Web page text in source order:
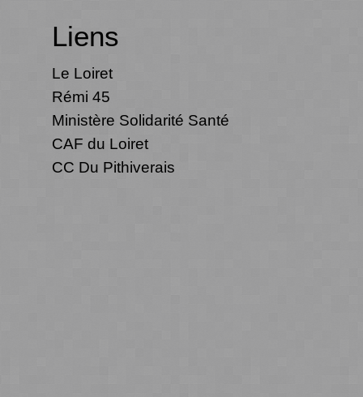
Liens
Le Loiret
Rémi 45
Ministère Solidarité Santé
CAF du Loiret
CC Du Pithiverais